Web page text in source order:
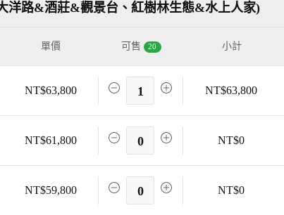
洋路&酒莊&觀景台、紅樹林生態&水上人家)
單價 可售 20 小計
NT$63,800 1 NT$63,800
NT$61,800 0 NT$0
NT$59,800 0 NT$0